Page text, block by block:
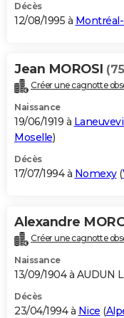
Décès
12/08/1995 à
Jean MOROSI
Créer une cagnotte
Naissance
19/06/1919 à
Moselle)
Décès
17/07/1994 à Nomexy(
Alexandre
Créer une cagnotte
Naissance
13/09/1904 à AUDUN
Décès
23/04/1994 à Nice (